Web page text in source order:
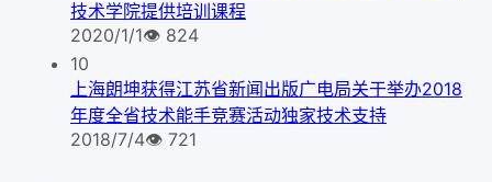
技术学院提供培训课程
2020/1/1👁 824
10
上海朗坤获得江苏省新闻出版广电局关于举办2018
年度全省技术能手竞赛活动独家技术支持
2018/7/4👁 721